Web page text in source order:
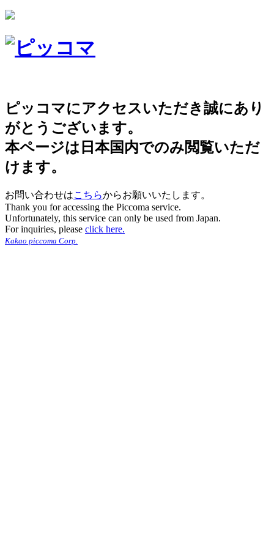
ピッコマにアクセスいただき誠にあり
がとうございます。
本ページは日本国内でのみ閲覧いただ
けます。
お問い合わせはこちらからお願いいたします。
Thank you for accessing the Piccoma service.
Unfortunately, this service can only be used from Japan.
For inquiries, please click here.
Kakao piccoma Corp.